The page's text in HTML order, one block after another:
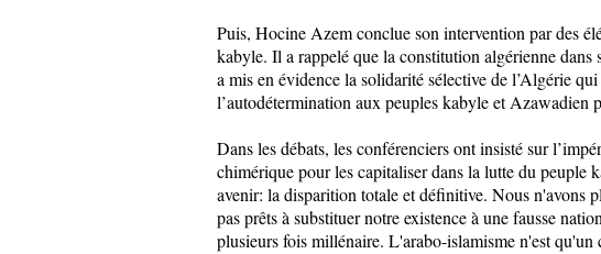
Puis, Hocine Azem conclue son intervention par des
kabyle. Il a rappelé que la constitution algérienne
a mis en évidence la solidarité sélective de l’Algérie
l’autodétermination aux peuples kabyle et Azawadien
Dans les débats, les conférenciers ont insisté sur
chimérique pour les capitaliser dans la lutte du
avenir: la disparition totale et définitive. Nous n'avons
pas prêts à substituer notre existence à une fausse
plusieurs fois millénaire. L'arabo-islamisme n'est